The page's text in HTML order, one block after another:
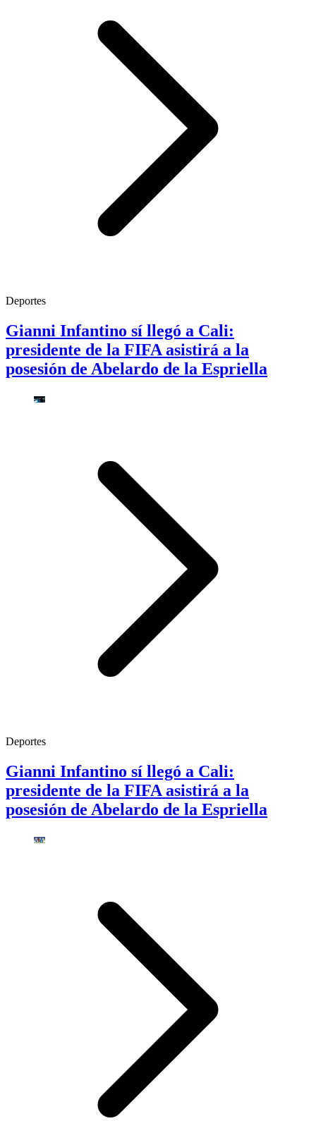
Deportes
Gianni Infantino sí llegó a Cali:
presidente de la FIFA asistirá a la
posesión de Abelardo de la Espriella
Deportes
Gianni Infantino sí llegó a Cali:
presidente de la FIFA asistirá a la
posesión de Abelardo de la Espriella